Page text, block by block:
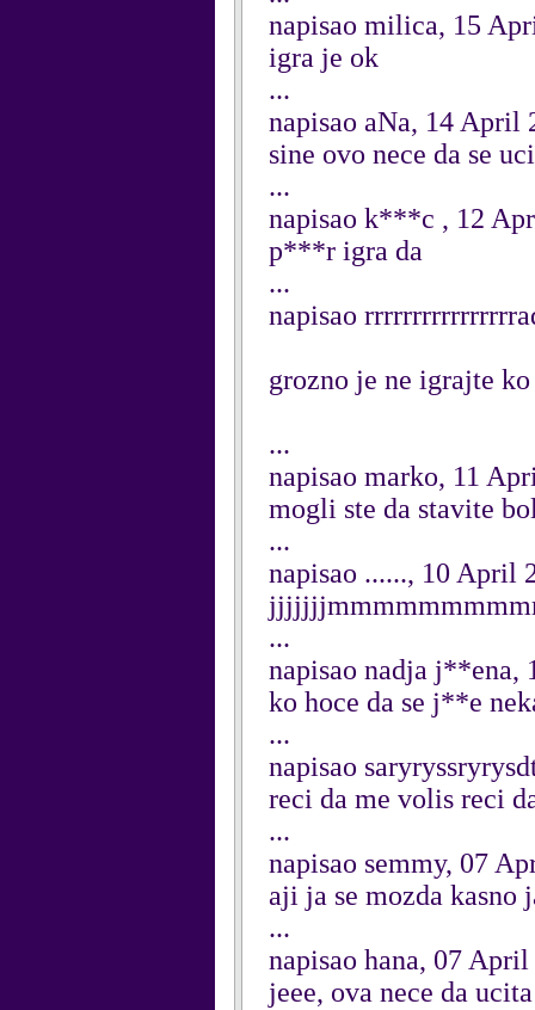
napisao milica, 15
igra je ok
...
napisao aNa, 14 April
sine ovo nece da se
...
napisao k***c , 12
p***r igra da
...
napisao
grozno je ne igrajte
...
napisao marko, 11
mogli ste da stavite
...
napisao ......, 10 April
...
napisao nadja j**ena,
ko hoce da se j**e
...
napisao
reci da me volis reci
...
napisao semmy, 07
aji ja se mozda kasno
...
napisao hana, 07 April
jeee, ova nece da ucita